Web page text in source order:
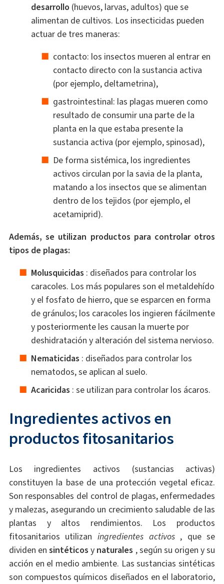
desarrollo (huevos, larvas, adultos) que se
alimentan de cultivos. Los insecticidas pueden
actuar de tres maneras:
contacto: los insectos mueren al entrar en
contacto directo con la sustancia activa
(por ejemplo, deltametrina),
gastrointestinal: las plagas mueren como
resultado de consumir una parte de la
planta en la que estaba presente la
sustancia activa (por ejemplo, spinosad),
De forma sistémica, los ingredientes
activos circulan por la savia de la planta,
matando a los insectos que se alimentan
dentro de los tejidos (por ejemplo, el
acetamiprid).
Además, se utilizan productos para controlar otros
tipos de plagas:
Molusquicidas : diseñados para controlar los
caracoles. Los más populares son el metaldehído
y el fosfato de hierro, que se esparcen en forma
de gránulos; los caracoles los ingieren fácilmente
y posteriormente les causan la muerte por
deshidratación y alteración del sistema nervioso.
Nematicidas : diseñados para controlar los
nematodos, se aplican al suelo.
Acaricidas : se utilizan para controlar los ácaros.
Ingredientes activos en
productos fitosanitarios
Los ingredientes activos (sustancias activas)
constituyen la base de una protección vegetal eficaz.
Son responsables del control de plagas, enfermedades
y malezas, asegurando un crecimiento saludable de las
plantas y altos rendimientos. Los productos
fitosanitarios utilizan ingredientes activos, que se
dividen ensintéticos y naturales , según su origen y su
acción en el medio ambiente. Las sustancias sintéticas
son compuestos químicos diseñados en el laboratorio,